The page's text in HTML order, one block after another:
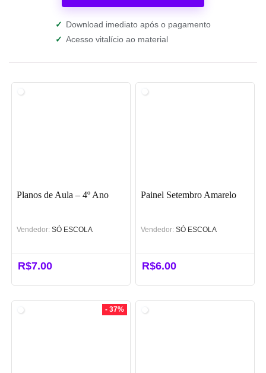
✓ Download imediato após o pagamento
✓ Acesso vitalício ao material
Planos de Aula – 4º Ano
Vendedor: SÓ ESCOLA
R$7.00
Painel Setembro Amarelo
Vendedor: SÓ ESCOLA
R$6.00
- 37%